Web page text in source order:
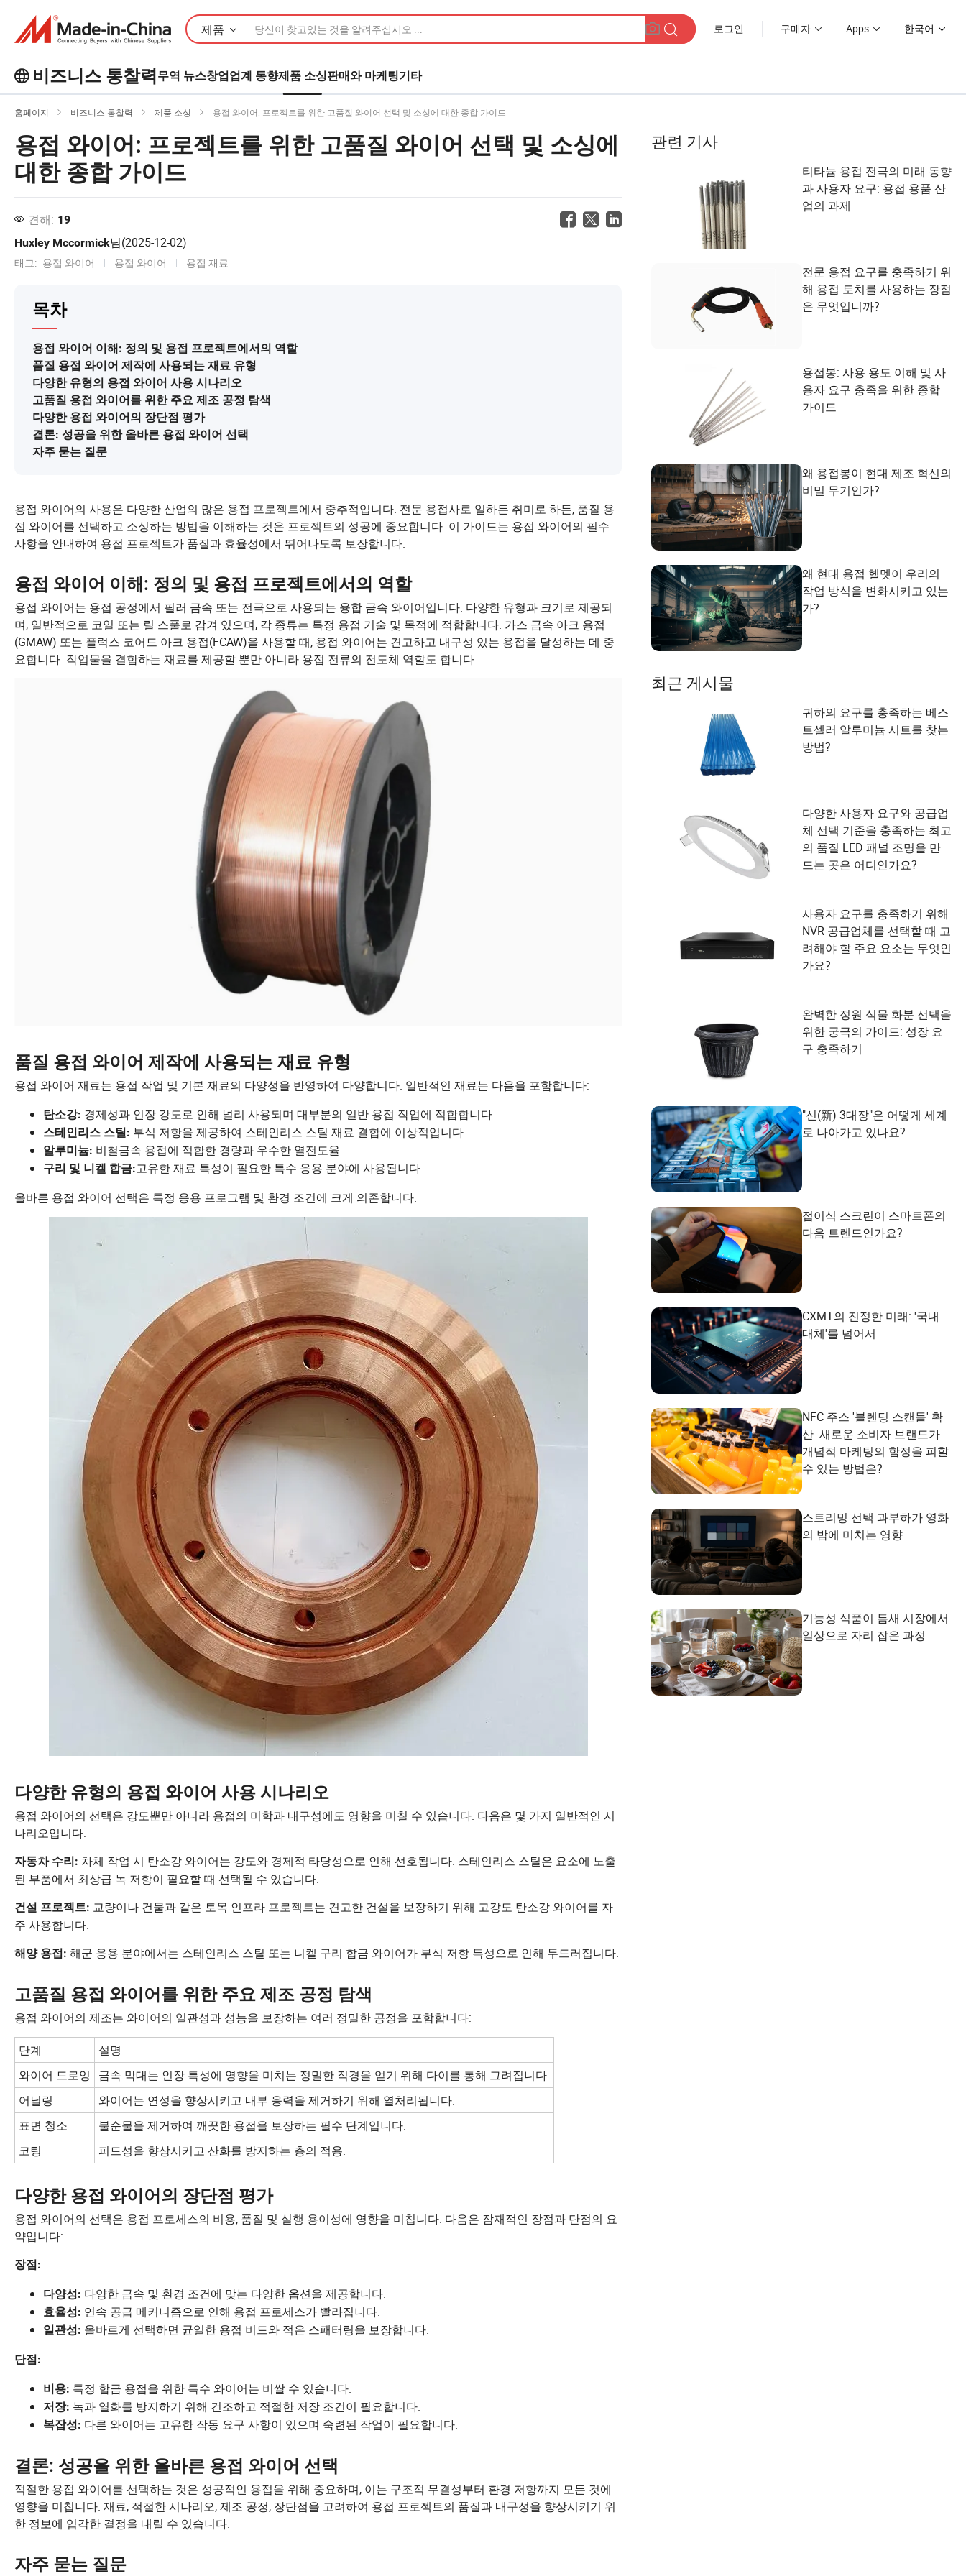
제품 로그인 구매자 Apps 한국어
비즈니스 통찰력 무역 뉴스창업업계 동향제품 소싱판매와 마케팅기타
Business Insights에서 더 많은 인기 기
더 많이보기
홈페이지 비즈니스 통찰력 제품 소싱 용접 와이어: 프로젝트를 위한 고품질 와이어 선택 및 소싱에 대한 종합 가이드
용접 와이어: 프로젝트를 위한 고품질 와이어 선택 및 소싱에
대한 종합 가이드
견해: 19
Huxley Mccormick님(2025-12-02)
태그: 용접 와이어 용접 와이어 용접 재료
목차
용접 와이어 이해: 정의 및 용접 프로젝트에서의 역할
품질 용접 와이어 제작에 사용되는 재료 유형
다양한 유형의 용접 와이어 사용 시나리오
고품질 용접 와이어를 위한 주요 제조 공정 탐색
다양한 용접 와이어의 장단점 평가
결론: 성공을 위한 올바른 용접 와이어 선택
자주 묻는 질문
용접 와이어의 사용은 다양한 산업의 많은 용접 프로젝트에서 중추적입니다. 전문 용접사로 일하든 취미로 하든, 품질 용
접 와이어를 선택하고 소싱하는 방법을 이해하는 것은 프로젝트의 성공에 중요합니다. 이 가이드는 용접 와이어의 필수
사항을 안내하여 용접 프로젝트가 품질과 효율성에서 뛰어나도록 보장합니다.
용접 와이어 이해: 정의 및 용접 프로젝트에서의 역할
용접 와이어는 용접 공정에서 필러 금속 또는 전극으로 사용되는 융합 금속 와이어입니다. 다양한 유형과 크기로 제공되
며, 일반적으로 코일 또는 릴 스풀로 감겨 있으며, 각 종류는 특정 용접 기술 및 목적에 적합합니다. 가스 금속 아크 용접
(GMAW) 또는 플럭스 코어드 아크 용접(FCAW)을 사용할 때, 용접 와이어는 견고하고 내구성 있는 용접을 달성하는 데 중
요합니다. 작업물을 결합하는 재료를 제공할 뿐만 아니라 용접 전류의 전도체 역할도 합니다.
품질 용접 와이어 제작에 사용되는 재료 유형
용접 와이어 재료는 용접 작업 및 기본 재료의 다양성을 반영하여 다양합니다. 일반적인 재료는 다음을 포함합니다:
탄소강: 경제성과 인장 강도로 인해 널리 사용되며 대부분의 일반 용접 작업에 적합합니다.
스테인리스 스틸: 부식 저항을 제공하여 스테인리스 스틸 재료 결합에 이상적입니다.
알루미늄: 비철금속 용접에 적합한 경량과 우수한 열전도율.
구리 및 니켈 합금:고유한 재료 특성이 필요한 특수 응용 분야에 사용됩니다.
올바른 용접 와이어 선택은 특정 응용 프로그램 및 환경 조건에 크게 의존합니다.
다양한 유형의 용접 와이어 사용 시나리오
용접 와이어의 선택은 강도뿐만 아니라 용접의 미학과 내구성에도 영향을 미칠 수 있습니다. 다음은 몇 가지 일반적인 시
나리오입니다:
자동차 수리: 차체 작업 시 탄소강 와이어는 강도와 경제적 타당성으로 인해 선호됩니다. 스테인리스 스틸은 요소에 노출
된 부품에서 최상급 녹 저항이 필요할 때 선택될 수 있습니다.
건설 프로젝트: 교량이나 건물과 같은 토목 인프라 프로젝트는 견고한 건설을 보장하기 위해 고강도 탄소강 와이어를 자
주 사용합니다.
해양 용접: 해군 응용 분야에서는 스테인리스 스틸 또는 니켈-구리 합금 와이어가 부식 저항 특성으로 인해 두드러집니다.
고품질 용접 와이어를 위한 주요 제조 공정 탐색
용접 와이어의 제조는 와이어의 일관성과 성능을 보장하는 여러 정밀한 공정을 포함합니다:
단계
설명
와이어 드로잉
금속 막대는 인장 특성에 영향을 미치는 정밀한 직경을 얻기 위해 다이를 통해 그려집니다.
어닐링
와이어는 연성을 향상시키고 내부 응력을 제거하기 위해 열처리됩니다.
표면 청소
불순물을 제거하여 깨끗한 용접을 보장하는 필수 단계입니다.
코팅
피드성을 향상시키고 산화를 방지하는 층의 적용.
다양한 용접 와이어의 장단점 평가
용접 와이어의 선택은 용접 프로세스의 비용, 품질 및 실행 용이성에 영향을 미칩니다. 다음은 잠재적인 장점과 단점의 요
약입니다:
장점:
다양성: 다양한 금속 및 환경 조건에 맞는 다양한 옵션을 제공합니다.
효율성: 연속 공급 메커니즘으로 인해 용접 프로세스가 빨라집니다.
일관성: 올바르게 선택하면 균일한 용접 비드와 적은 스패터링을 보장합니다.
단점:
비용: 특정 합금 용접을 위한 특수 와이어는 비쌀 수 있습니다.
저장: 녹과 열화를 방지하기 위해 건조하고 적절한 저장 조건이 필요합니다.
복잡성: 다른 와이어는 고유한 작동 요구 사항이 있으며 숙련된 작업이 필요합니다.
결론: 성공을 위한 올바른 용접 와이어 선택
적절한 용접 와이어를 선택하는 것은 성공적인 용접을 위해 중요하며, 이는 구조적 무결성부터 환경 저항까지 모든 것에
영향을 미칩니다. 재료, 적절한 시나리오, 제조 공정, 장단점을 고려하여 용접 프로젝트의 품질과 내구성을 향상시키기 위
한 정보에 입각한 결정을 내릴 수 있습니다.
자주 묻는 질문
관련 기사
티타늄 용접 전극의 미래 동향
과 사용자 요구: 용접 용품 산
업의 과제
전문 용접 요구를 충족하기 위
해 용접 토치를 사용하는 장점
은 무엇입니까?
용접봉: 사용 용도 이해 및 사
용자 요구 충족을 위한 종합
가이드
왜 용접봉이 현대 제조 혁신의
비밀 무기인가?
왜 현대 용접 헬멧이 우리의
작업 방식을 변화시키고 있는
가?
최근 게시물
귀하의 요구를 충족하는 베스
트셀러 알루미늄 시트를 찾는
방법?
다양한 사용자 요구와 공급업
체 선택 기준을 충족하는 최고
의 품질 LED 패널 조명을 만
드는 곳은 어디인가요?
사용자 요구를 충족하기 위해
NVR 공급업체를 선택할 때 고
려해야 할 주요 요소는 무엇인
가요?
완벽한 정원 식물 화분 선택을
위한 궁극의 가이드: 성장 요
구 충족하기
"신(新) 3대장"은 어떻게 세계
로 나아가고 있나요?
접이식 스크린이 스마트폰의
다음 트렌드인가요?
CXMT의 진정한 미래: '국내
대체'를 넘어서
NFC 주스 '블렌딩 스캔들' 확
산: 새로운 소비자 브랜드가
개념적 마케팅의 함정을 피할
수 있는 방법은?
스트리밍 선택 과부하가 영화
의 밤에 미치는 영향
기능성 식품이 틈새 시장에서
일상으로 자리 잡은 과정